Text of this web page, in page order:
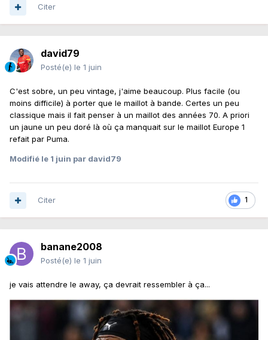
Citer
david79
Posté(e) le 1 juin
C'est sobre, un peu vintage, j'aime beaucoup. Plus facile (ou
moins difficile) à porter que le maillot à bande. Certes un peu
classique mais il fait penser à un maillot des années 70. A priori
un jaune un peu doré là où ça manquait sur le maillot Europe 1
refait par Puma.
Modifié le 1 juin par david79
1
Citer
banane2008
Posté(e) le 1 juin
je vais attendre le away, ça devrait ressembler à ça...